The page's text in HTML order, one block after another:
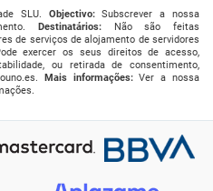
SLU. Objectivo:Subscrever a nossa
Destinatários: Não são feitas
de serviços de alojamento de servidores
exercer os seus direitos de acesso,
ou retirada de consentimento,
. Mais informações:Ver a nossa